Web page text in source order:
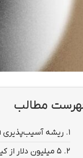
مطالب
1. ریشه آسیب‌پذیری Ill Bloom چیست؟
2. ۵ میلیون دلار از کیف پول‌های آسیب‌پذیر خارج شده است